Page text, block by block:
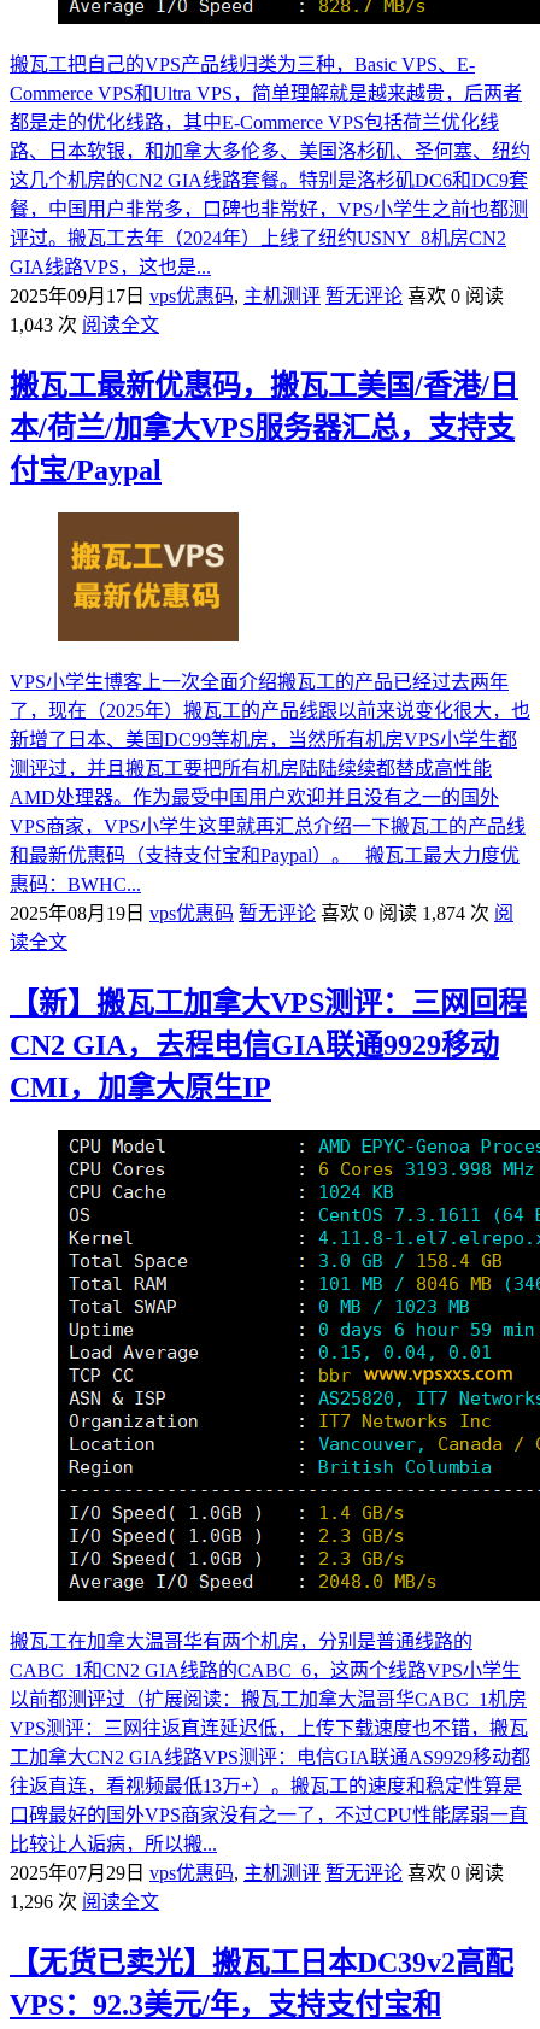
搬瓦工把自己的VPS产品线归类为三种，Basic VPS、E-
Commerce VPS和Ultra VPS，简单理解就是越来越贵，后两者
都是走的优化线路，其中E-Commerce VPS包括荷兰优化线
路、日本软银，和加拿大多伦多、美国洛杉矶、圣何塞、纽约
这几个机房的CN2 GIA线路套餐。特别是洛杉矶DC6和DC9套
餐，中国用户非常多，口碑也非常好，VPS小学生之前也都测
评过。搬瓦工去年（2024年）上线了纽约USNY_8机房CN2
GIA线路VPS，这也是...
2025年09月17日 vps优惠码, 主机测评 暂无评论 喜欢 0 阅读
1,043 次 阅读全文
搬瓦工最新优惠码，搬瓦工美国/香港/日
本/荷兰/加拿大VPS服务器汇总，支持支
付宝/Paypal
VPS小学生博客上一次全面介绍搬瓦工的产品已经过去两年
了，现在（2025年）搬瓦工的产品线跟以前来说变化很大，也
新增了日本、美国DC99等机房，当然所有机房VPS小学生都
测评过，并且搬瓦工要把所有机房陆陆续续都替成高性能
AMD处理器。作为最受中国用户欢迎并且没有之一的国外
VPS商家，VPS小学生这里就再汇总介绍一下搬瓦工的产品线
和最新优惠码（支持支付宝和Paypal）。 搬瓦工最大力度优
惠码：BWHC...
2025年08月19日 vps优惠码 暂无评论 喜欢 0 阅读 1,874 次 阅
读全文
【新】搬瓦工加拿大VPS测评：三网回程
CN2 GIA，去程电信GIA联通9929移动
CMI，加拿大原生IP
搬瓦工在加拿大温哥华有两个机房，分别是普通线路的
CABC_1和CN2 GIA线路的CABC_6，这两个线路VPS小学生
以前都测评过（扩展阅读：搬瓦工加拿大温哥华CABC_1机房
VPS测评：三网往返直连延迟低，上传下载速度也不错，搬瓦
工加拿大CN2 GIA线路VPS测评：电信GIA联通AS9929移动都
往返直连，看视频最低13万+）。搬瓦工的速度和稳定性算是
口碑最好的国外VPS商家没有之一了，不过CPU性能孱弱一直
比较让人诟病，所以搬...
2025年07月29日 vps优惠码, 主机测评 暂无评论 喜欢 0 阅读
1,296 次 阅读全文
【无货已卖光】搬瓦工日本DC39v2高配
VPS：92.3美元/年，支持支付宝和